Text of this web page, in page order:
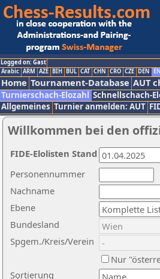
Logged on: Gast
Arabic ARM AZE BIH BUL CAT CHN CRO CZE DEN
Home Tournament-Database AUT
Turnierschach-Elozahl Schnellschach-
Allgemeines Turnier anmelden: AUT
Willkommen bei den
Nachname
Ebene
Sortierung
Personennummer
Bundesland
Spgem./Kreis/Verein
Nur
FIDE-Elolisten Stand